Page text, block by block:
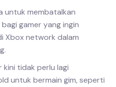
untuk membatalkan
gamer yang ingin
Xbox network dalam
tidak perlu lagi
untuk bermain gim, seperti